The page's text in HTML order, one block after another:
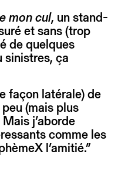
mon cul, un stand-
et sans (trop
de quelques
sinistres, ça
façon latérale) de
(mais plus
j’aborde
comme les
l’amitié.”